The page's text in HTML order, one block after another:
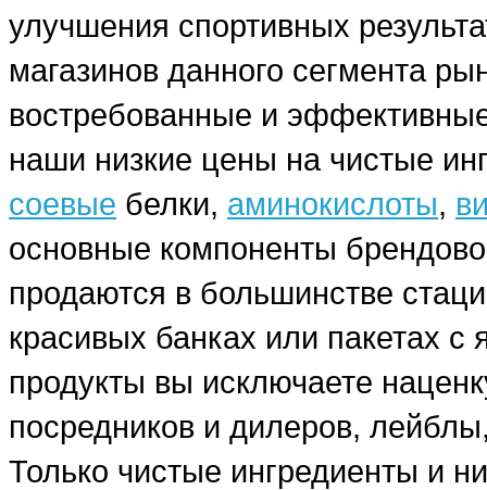
улучшения спортивных
магазинов данного сегмента
востребованные и
наши низкие цены на чистые
соевые белки, аминокислоты,
основные компоненты
продаются в большинстве
красивых банках или пакетах
продукты вы исключаете
посредников и дилеров,
Только чистые ингредиенты и